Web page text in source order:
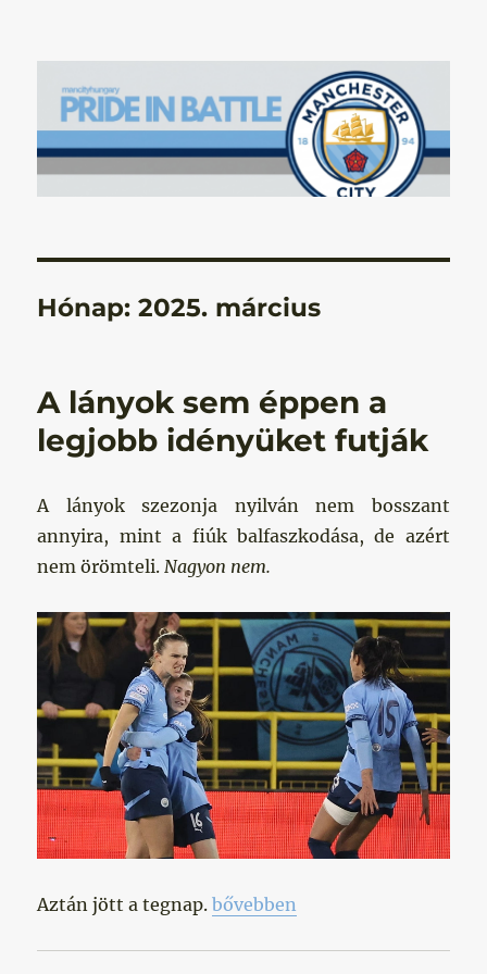
Manchester City Blog – Pride In
Battle
Hónap:2025. március
A lányok sem éppen a
legjobb idényüket futják
A lányok szezonja nyilván nem bosszant
annyira, mint a fiúk balfaszkodása, de azért
nem örömteli. Nagyon nem.
Aztán jött a tegnap.„A lányok sem éppen a
bővebben